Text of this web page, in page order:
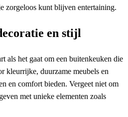
zorgeloos kunt blijven entertaining.
en stijl
als het gaat om een buitenkeuken die
kleurrijke, duurzame meubels en
en comfort bieden. Vergeet niet om
met unieke elementen zoals